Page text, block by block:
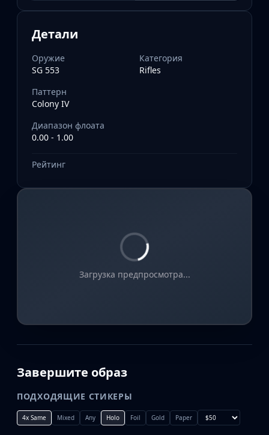
Детали
Оружие
SG 553
Категория
Rifles
Паттерн
Colony IV
Диапазон флоата
0.00 - 1.00
Рейтинг
Загрузка предпросмотра...
Завершите образ
ПОДХОДЯЩИЕ СТИКЕРЫ
4x Same Mixed Any Holo Foil Gold Paper